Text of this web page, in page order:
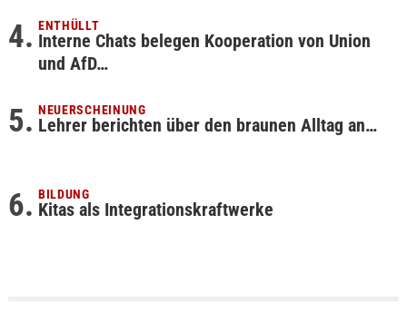
ENTHÜLLT
Interne Chats belegen Kooperation von Union
und AfD…
NEUERSCHEINUNG
Lehrer berichten über den braunen Alltag an…
BILDUNG
Kitas als Integrationskraftwerke